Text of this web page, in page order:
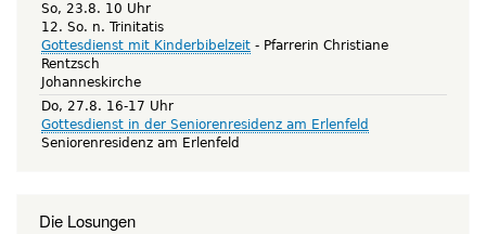
So, 23.8. 10 Uhr
12. So. n. Trinitatis
Gottesdienst mit Kinderbibelzeit
Pfarrerin Christiane
Rentzsch
Johanneskirche
Do, 27.8. 16-17 Uhr
Gottesdienst in der Seniorenresidenz am Erlenfeld
Seniorenresidenz am Erlenfeld
Die Losungen